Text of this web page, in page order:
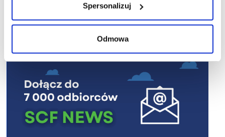
Spersonalizuj
Odmowa